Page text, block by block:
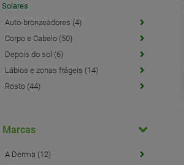
Solares
Auto-bronzeadores (4)
Corpo e Cabelo (50)
Depois do sol (6)
Lábios e zonas frágeis (14)
Rosto (44)
Marcas
A Derma (12)